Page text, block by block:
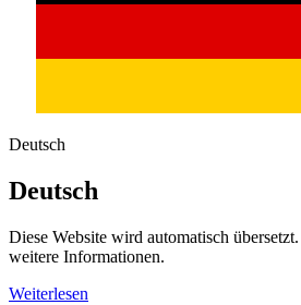
Deutsch
Deutsch
Diese Website wird automatisch
weitere Informationen.
Weiterlesen